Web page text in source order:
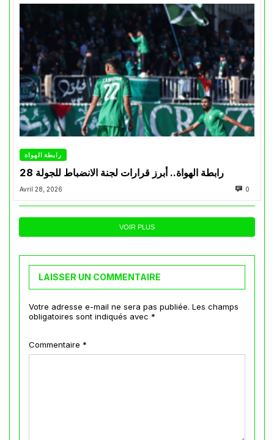
رابطة الهواة
رابطة الهواة.. أبرز قرارات لجنة الانضباط للجولة 28
Avril 28, 2026 0
VOIR PLUS
LAISSER UN COMMENTAIRE
Votre adresse e-mail ne sera pas publiée. Les champs
obligatoires sont indiqués avec *
Commentaire *